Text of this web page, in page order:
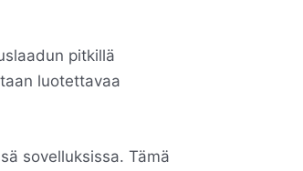
pitkillä
luotettavaa
sovelluksissa. Tämä